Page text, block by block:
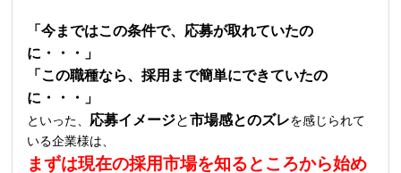
「今まではこの条件で、応募が取れていたの
に・・・」
「この職種なら、採用まで簡単にできていたの
に・・・」
といった、 応募イメージと市場感とのズレを感じられて
いる企業様は、
まずは現在の採用市場を知るところから始め